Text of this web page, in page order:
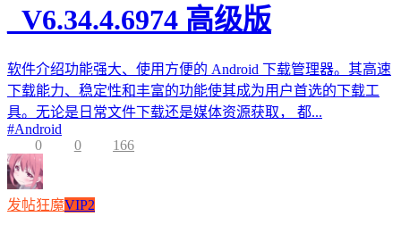
_V6.34.4.6974 高级版
软件介绍功能强大、使用方便的 Android 下载管理器。其高速
下载能力、稳定性和丰富的功能使其成为用户首选的下载工
具。无论是日常文件下载还是媒体资源获取， 都...
#Android
0
0 166
发帖狂魔VIP2